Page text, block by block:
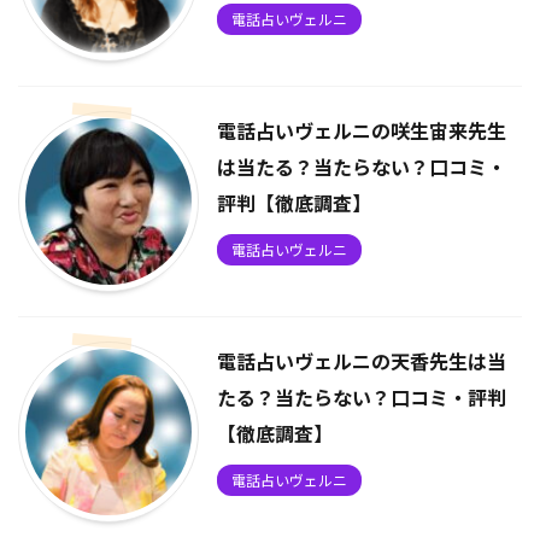
電話占いヴェルニ
電話占いヴェルニの咲生宙来先生
は当たる？当たらない？口コミ・
評判【徹底調査】
電話占いヴェルニ
電話占いヴェルニの天香先生は当
たる？当たらない？口コミ・評判
【徹底調査】
電話占いヴェルニ